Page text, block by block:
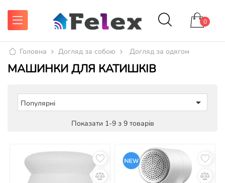
0
Головна Догляд за собою Догляд за одягом
МАШИНКИ ДЛЯ КАТИШКІВ
Популярні 
Показати 1-9 з 9 товарів